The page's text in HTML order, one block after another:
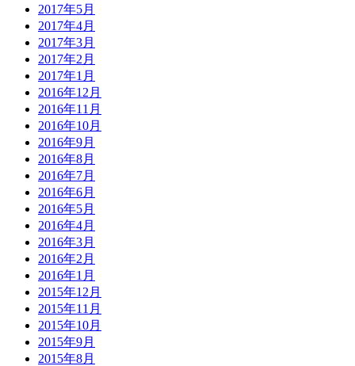
2017年5月
2017年4月
2017年3月
2017年2月
2017年1月
2016年12月
2016年11月
2016年10月
2016年9月
2016年8月
2016年7月
2016年6月
2016年5月
2016年4月
2016年3月
2016年2月
2016年1月
2015年12月
2015年11月
2015年10月
2015年9月
2015年8月